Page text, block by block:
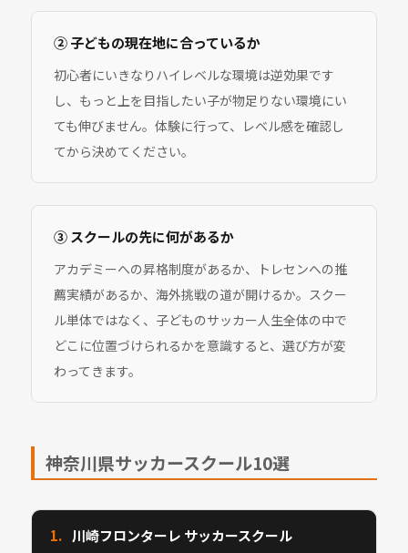
② 子どもの現在地に合っているか
初心者にいきなりハイレベルな環境は逆効果です
し、もっと上を目指したい子が物足りない環境にい
ても伸びません。体験に行って、レベル感を確認し
てから決めてください。
③ スクールの先に何があるか
アカデミーへの昇格制度があるか、トレセンへの推
薦実績があるか、海外挑戦の道が開けるか。スクー
ル単体ではなく、子どものサッカー人生全体の中で
どこに位置づけられるかを意識すると、選び方が変
わってきます。
神奈川県サッカースクール10選
1. 川崎フロンターレ サッカースクール